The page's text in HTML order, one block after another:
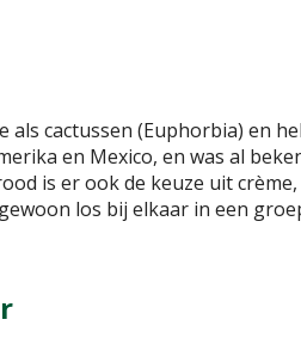
cactussen (Euphorbia) en
en Mexico, en was al
is er ook de keuze uit
los bij elkaar in een